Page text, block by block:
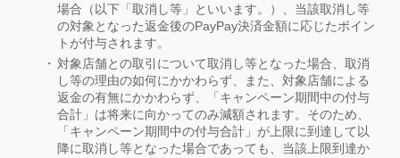
場合（以下「取消し等」といいます。）、当該取消し等
の対象となった返金後のPayPay決済金額に応じたポイン
トが付与されます。
対象店舗との取引について取消し等となった場合、取消
し等の理由の如何にかかわらず、また、対象店舗による
返金の有無にかかわらず、「キャンペーン期間中の付与
合計」は将来に向かってのみ減額されます。そのため、
「キャンペーン期間中の付与合計」が上限に到達して以
降に取消し等となった場合であっても、当該上限到達か